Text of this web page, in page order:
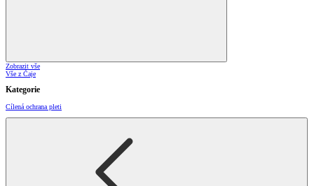
Zobrazit vše
Vše z Čaje
Kategorie
Cílená ochrana pleti